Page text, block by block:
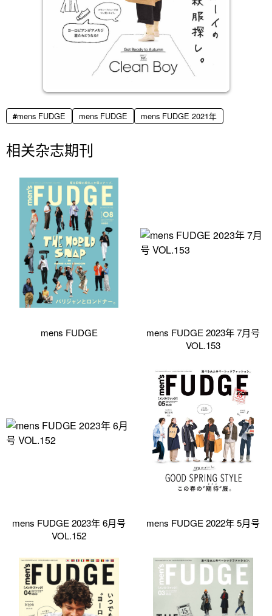
mens FUDGE mens FUDGE mens FUDGE 2021年
相关杂志期刊
mens FUDGE
mens FUDGE 2023年 7月号
VOL.153
mens FUDGE 2023年 6月号
VOL.152
mens FUDGE 2022年 5月号